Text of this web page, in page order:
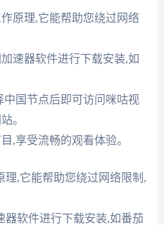
原理,它能帮助您绕过网络
速器软件进行下载安装,如
国节点后即可访问咪咕视
。
,享受流畅的观看体验。
理,它能帮助您绕过网络限制,
器软件进行下载安装,如番茄